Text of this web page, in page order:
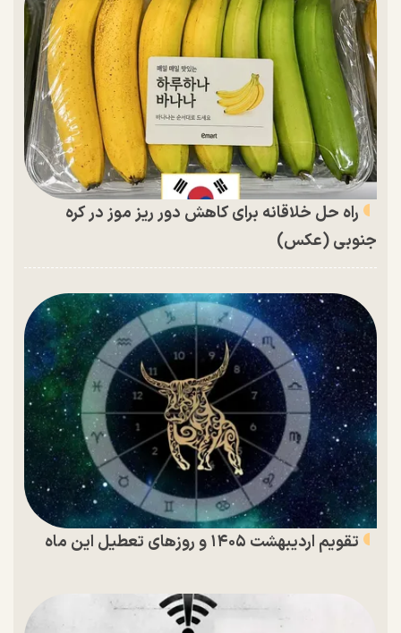
راه حل خلاقانه برای کاهش دور ریز موز در کره
جنوبی (عکس)
تقویم اردیبهشت ۱۴۰۵ و روز‌های تعطیل این ماه